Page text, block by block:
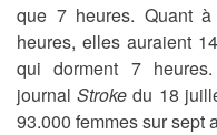
que 7 heures. Quant
heures, elles auraient
qui dorment 7
journalStroke du 18
93.000 femmes sur sept